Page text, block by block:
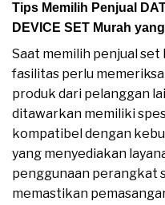
Tips Memilih Penjual
DEVICE SET Murah
Saat memilih penjual
fasilitas perlu
produk dari pelanggan
ditawarkan memiliki
kompatibel dengan
yang menyediakan
penggunaan perangkat
memastikan